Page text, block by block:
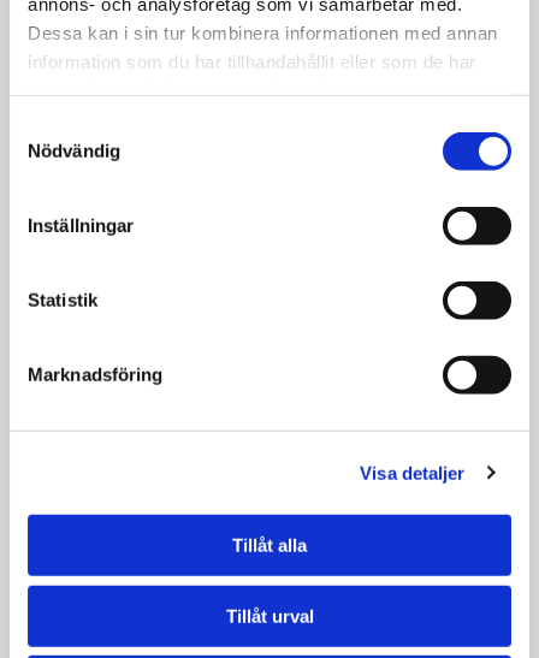
Dessa kan i sin tur kombinera informationen med annan
information som du har tillhandahållit eller som de har
Nödvändig
Inställningar
Statistik
Marknadsföring
Visa detaljer
Tillåt alla
Tillåt urval